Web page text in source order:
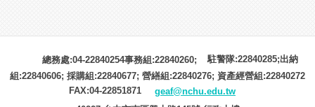
總務處:04-22840254事務組:22840260;
駐警隊:22840285;出納
組:22840606; 採購組:22840677; 營繕組:22840276; 資產經營組:22840272
FAX:04-22851871
geaf@nchu.edu.tw